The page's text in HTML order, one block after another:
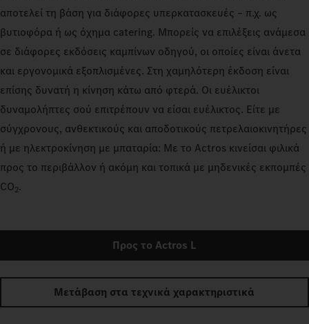
αποτελεί τη βάση για διάφορες υπερκατασκευές – π.χ. ως
βυτιοφόρα ή ως όχημα catering. Μπορείς να επιλέξεις ανάμεσα
σε διάφορες εκδόσεις καμπίνων οδηγού, οι οποίες είναι άνετα
και εργονομικά εξοπλισμένες. Στη χαμηλότερη έκδοση είναι
επίσης δυνατή η κίνηση κάτω από φτερά. Οι ευέλικτοι
δυναμολήπτες σού επιτρέπουν να είσαι ευέλικτος. Είτε με
σύγχρονους, ανθεκτικούς και αποδοτικούς πετρελαιοκινητήρες
ή με ηλεκτροκίνηση με μπαταρία: Με το Actros κινείσαι φιλικά
προς το περιβάλλον ή ακόμη και τοπικά με μηδενικές εκπομπές
CO2.
Προς το Actros L
Μετάβαση στα τεχνικά χαρακτηριστικά